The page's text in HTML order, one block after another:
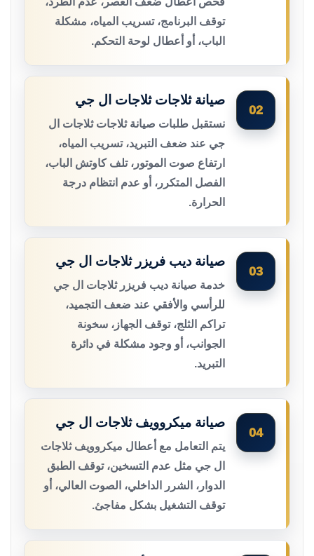
توقف البرنامج، تسريب المياه، مشكلة
الباب، أو أعطال لوحة التحكم.
02
صيانة ثلاجات ثلاجات ال جي
نستقبل طلبات صيانة ثلاجات ثلاجات ال
جي عند ضعف التبريد، تسريب المياه،
ارتفاع صوت الموتور، تلف كاوتش الباب،
الفصل المتكرر، أو عدم انتظام درجة
الحرارة.
03
صيانة ديب فريزر ثلاجات ال جي
خدمة صيانة ديب فريزر ثلاجات ال جي
للرأسي والأفقي عند ضعف التجميد،
تراكم الثلج، توقف الجهاز، سخونة
الجوانب، أو وجود مشكلة في دائرة
التبريد.
04
صيانة ميكروويف ثلاجات ال جي
يتم التعامل مع أعطال ميكروويف ثلاجات
ال جي مثل عدم التسخين، توقف الطبق
الدوار، الشرر الداخلي، الصوت العالي، أو
توقف التشغيل بشكل مفاجئ.